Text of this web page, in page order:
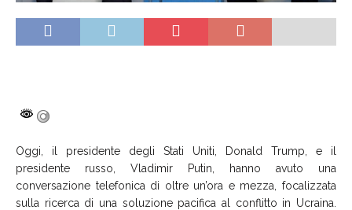
Oggi, il presidente degli Stati Uniti, Donald Trump, e il
presidente russo, Vladimir Putin, hanno avuto una
conversazione telefonica di oltre un’ora e mezza, focalizzata
sulla ricerca di una soluzione pacifica al conflitto in Ucraina.